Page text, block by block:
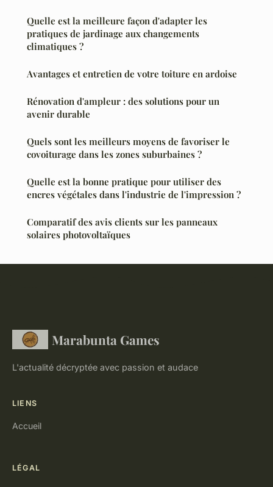
Quelle est la meilleure façon d'adapter les
pratiques de jardinage aux changements
climatiques ?
Avantages et entretien de votre toiture en ardoise
Rénovation d'ampleur : des solutions pour un
avenir durable
Quels sont les meilleurs moyens de favoriser le
covoiturage dans les zones suburbaines ?
Quelle est la bonne pratique pour utiliser des
encres végétales dans l'industrie de l'impression ?
Comparatif des avis clients sur les panneaux
solaires photovoltaïques
Marabunta Games
L'actualité décryptée avec passion et audace
LIENS
Accueil
LÉGAL